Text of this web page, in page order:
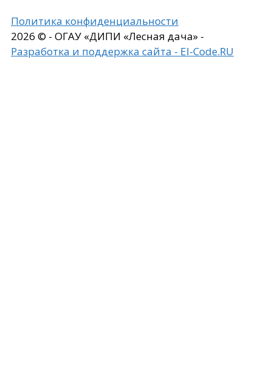
Политика конфиденциальности
2026 © - ОГАУ «ДИПИ «Лесная дача» -
Разработка и поддержка сайта - El-Code.RU